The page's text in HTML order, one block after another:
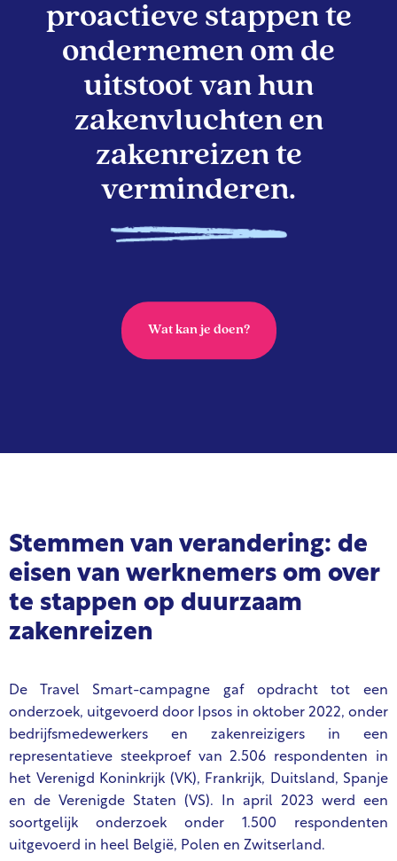
proactieve stappen te
ondernemen om de
uitstoot van hun
zakenvluchten en
zakenreizen te
verminderen.
Wat kan je doen?
Stemmen van verandering: de
eisen van werknemers om over
te stappen op duurzaam
zakenreizen
De Travel Smart-campagne gaf opdracht tot een
onderzoek, uitgevoerd door Ipsos in oktober 2022, onder
bedrijfsmedewerkers en zakenreizigers in een
representatieve steekproef van 2.506 respondenten in
het Verenigd Koninkrijk (VK), Frankrijk, Duitsland, Spanje
en de Verenigde Staten (VS). In april 2023 werd een
soortgelijk onderzoek onder 1.500 respondenten
uitgevoerd in heel België, Polen en Zwitserland.